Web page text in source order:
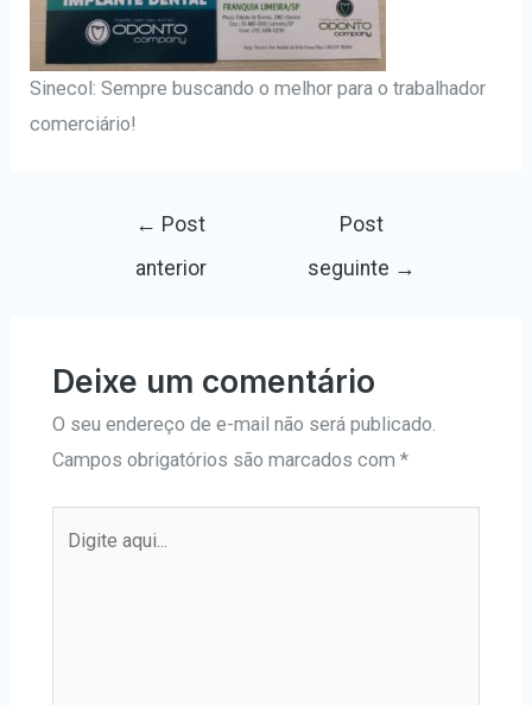
Sinecol: Sempre buscando o melhor para o trabalhador
comerciário!
← Post
anterior
Post
seguinte →
Deixe um comentário
O seu endereço de e-mail não será publicado.
Campos obrigatórios são marcados com *